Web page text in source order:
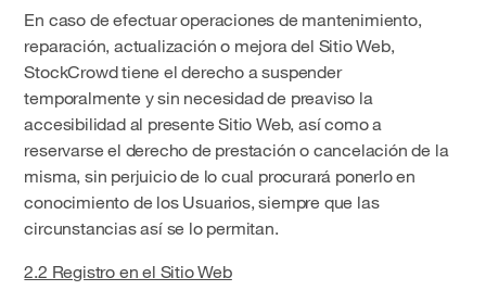
En caso de efectuar operaciones de mantenimiento,
reparación, actualización o mejora del Sitio Web,
StockCrowd tiene el derecho a suspender
temporalmente y sin necesidad de preaviso la
accesibilidad al presente Sitio Web, así como a
reservarse el derecho de prestación o cancelación de la
misma, sin perjuicio de lo cual procurará ponerlo en
conocimiento de los Usuarios, siempre que las
circunstancias así se lo permitan.
2.2 Registro en el Sitio Web